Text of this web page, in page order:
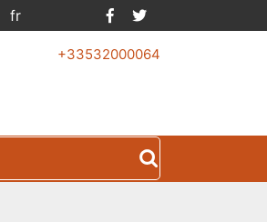
fr Facebook
+33532000064